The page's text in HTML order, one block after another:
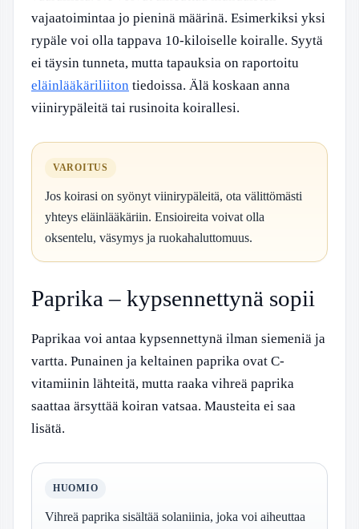
vajaatoimintaa jo pieninä määrinä. Esimerkiksi yksi
rypäle voi olla tappava 10-kiloiselle koiralle. Syytä
ei täysin tunneta, mutta tapauksia on raportoitu
eläinlääkäriliiton tiedoissa. Älä koskaan anna
viinirypäleitä tai rusinoita koirallesi.
VAROITUS
Jos koirasi on syönyt viinirypäleitä, ota välittömästi
yhteys eläinlääkäriin. Ensioireita voivat olla
oksentelu, väsymys ja ruokahaluttomuus.
Paprika – kypsennettynä sopii
Paprikaa voi antaa kypsennettynä ilman siemeniä ja
vartta. Punainen ja keltainen paprika ovat C-
vitamiinin lähteitä, mutta raaka vihreä paprika
saattaa ärsyttää koiran vatsaa. Mausteita ei saa
lisätä.
HUOMIO
Vihreä paprika sisältää solaniinia, joka voi aiheuttaa